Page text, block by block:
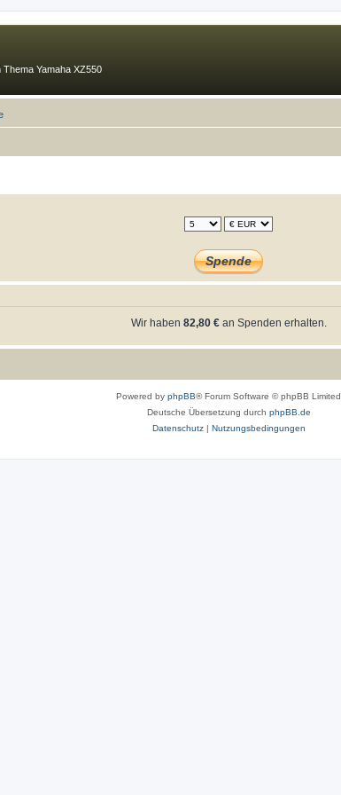
Yamaha XZ550
Wir haben 82,80 €an Spenden erhalten.
Powered by phpBB® Forum Software © phpBB Limited
Deutsche Übersetzung durch phpBB.de
Datenschutz| Nutzungsbedingungen